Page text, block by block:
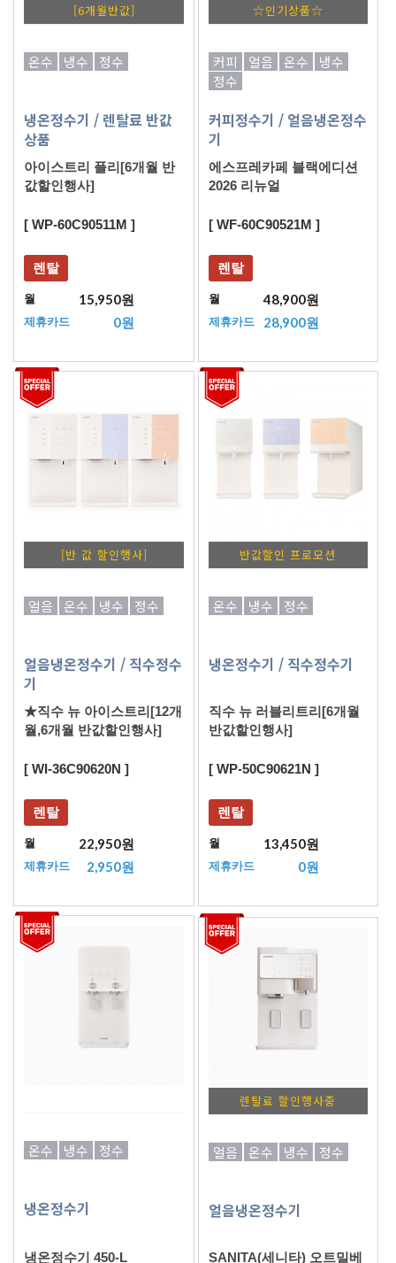
[6개월반값]
온수 냉수 정수
냉온정수기 / 렌탈료 반값
상품
아이스트리 플리[6개월 반
값할인행사]
[ WP-60C90511M ]
렌탈
월 15,950원
제휴카드 0원
☆인기상품☆
커피 얼음 온수
냉수
정수
커피정수기 / 얼음냉온정수
기
에스프레카페 블랙에디션
2026 리뉴얼
[ WF-60C90521M ]
렌탈
월 48,900원
제휴카드 28,900원
[반 값 할인행사]
얼음 온수 냉수 정수
얼음냉온정수기 / 직수정수
기
★직수 뉴 아이스트리[12개
월,6개월 반값할인행사]
[ WI-36C90620N ]
렌탈
월 22,950원
제휴카드 2,950원
반값할인 프로모션
온수 냉수 정수
냉온정수기 / 직수정수기
직수 뉴 러블리트리[6개월
반값할인행사]
[ WP-50C90621N ]
렌탈
월 13,450원
제휴카드 0원
온수 냉수 정수
냉온정수기
냉온정수기 450-L
렌탈료 할인행사중
얼음 온수 냉수 정수
얼음냉온정수기
SANITA(세니타) 오트밀베